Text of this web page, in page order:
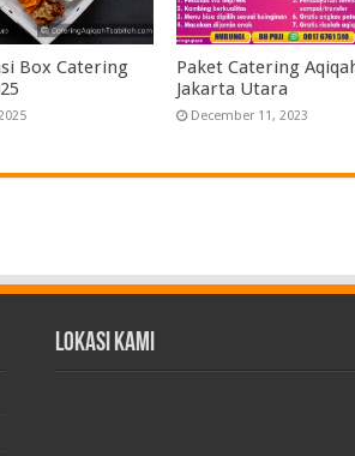
Box Catering
Paket Catering
Jakarta Utara
December 11, 2023
Lokasi Kami